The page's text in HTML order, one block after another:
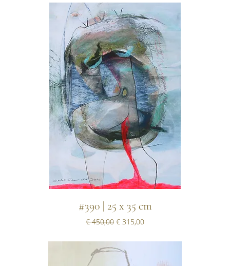
#390 | 25 x 35 cm
Normale prijs
€ 450,00 Verkoopprijs
€ 315,00